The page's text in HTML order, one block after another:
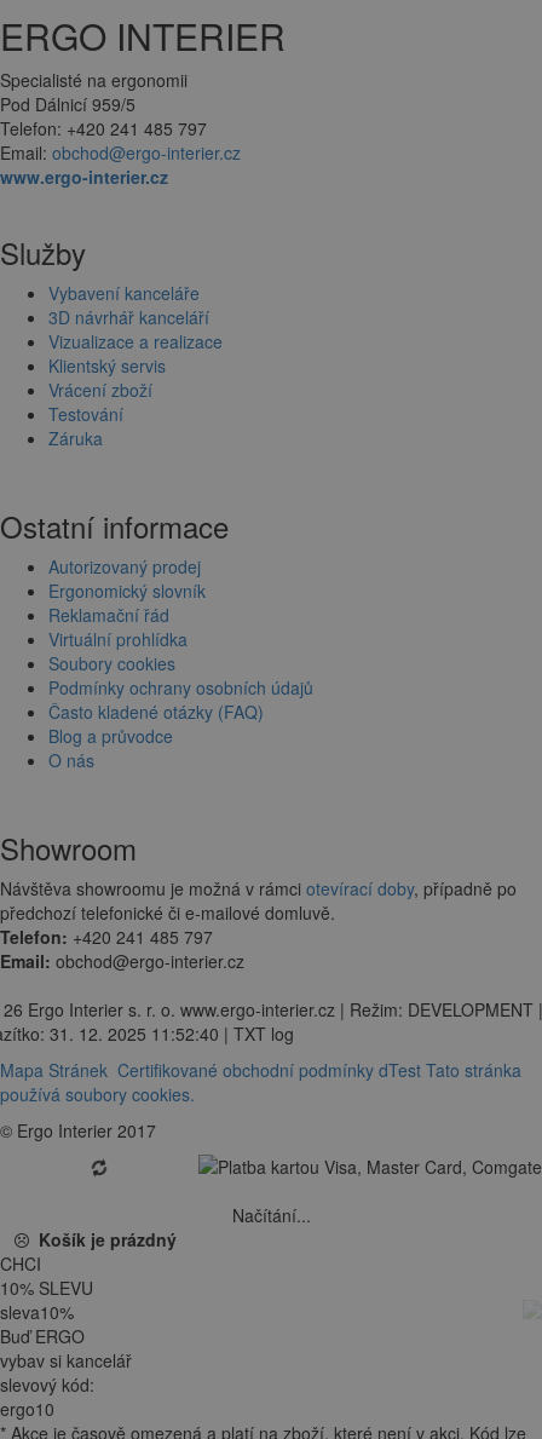
ERGO INTERIER
Specialisté na ergonomii
Pod Dálnicí 959/5
Telefon: +420 241 485 797
Email: obchod@ergo-interier.cz
www.ergo-interier.cz
Služby
Vybavení kanceláře
3D návrhář kanceláří
Vizualizace a realizace
Klientský servis
Vrácení zboží
Testování
Záruka
Ostatní informace
Autorizovaný prodej
Ergonomický slovník
Reklamační řád
Virtuální prohlídka
Soubory cookies
Podmínky ochrany osobních údajů
Často kladené otázky (FAQ)
Blog a průvodce
O nás
Showroom
Návštěva showroomu je možná v rámci otevírací doby, případně po
předchozí telefonické či e-mailové domluvě.
Telefon: +420 241 485 797
Email: obchod@ergo-interier.cz
Ergo Interier s. r. o. www.ergo-interier.cz | Režim: DEVELOPMENT |
31. 12. 2025 11:52:40 | TXT log
Mapa Stránek Certifikované obchodní podmínky dTest Tato stránka
používá soubory cookies.
© Ergo Interier 2017
Načítání...
Košík je prázdný
CHCI
10% SLEVU
sleva10%
Buď ERGO
vybav si kancelář
slevový kód:
ergo10
* Akce je časově omezená a platí na zboží, které není v akci. Kód lze